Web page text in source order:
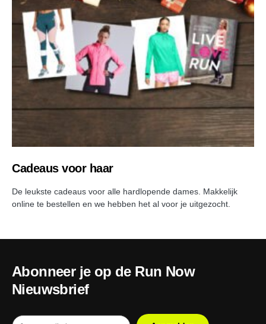
Cadeaus voor haar
De leukste cadeaus voor alle hardlopende dames. Makkelijk
online te bestellen en we hebben het al voor je uitgezocht.
Abonneer je op de Run Now
Nieuwsbrief